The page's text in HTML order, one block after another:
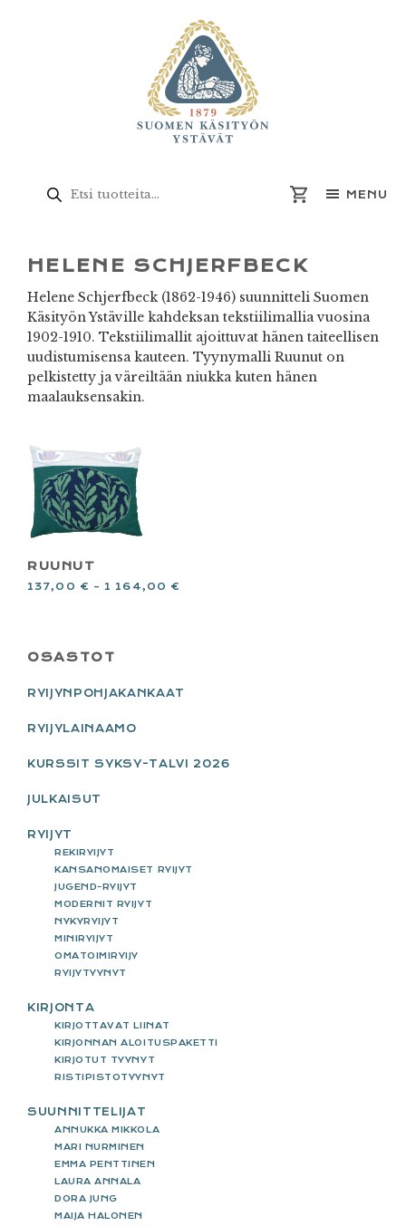
search MENU
HELENE SCHJERFBECK
Helene Schjerfbeck (1862-1946) suunnitteli Suomen
Käsityön Ystäville kahdeksan tekstiilimallia vuosina
1902-1910. Tekstiilimallit ajoittuvat hänen taiteellisen
uudistumisensa kauteen. Tyynymalli Ruunut on
pelkistetty ja väreiltään niukka kuten hänen
maalauksensakin.
RUUNUT
137,00 € – 1 164,00 €
PRIMARY
SIDEBAR
OSASTOT
RYIJYNPOHJAKANKAAT
RYIJYLAINAAMO
KURSSIT SYKSY-TALVI 2026
JULKAISUT
RYIJYT
REKIRYIJYT
KANSANOMAISET RYIJYT
JUGEND-RYIJYT
MODERNIT RYIJYT
NYKYRYIJYT
MINIRYIJYT
OMATOIMIRYIJY
RYIJYTYYNYT
KIRJONTA
KIRJOTTAVAT LIINAT
KIRJONNAN ALOITUSPAKETTI
KIRJOTUT TYYNYT
RISTIPISTOTYYNYT
SUUNNITTELIJAT
ANNUKKA MIKKOLA
MARI NURMINEN
EMMA PENTTINEN
LAURA ANNALA
DORA JUNG
MAIJA HALONEN